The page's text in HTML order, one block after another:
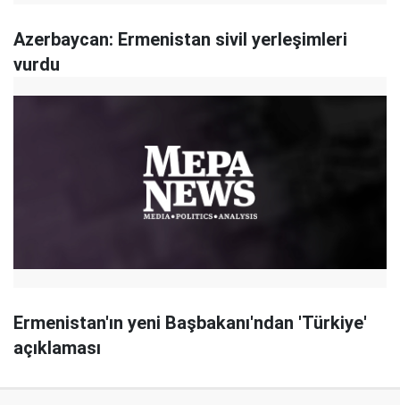
Azerbaycan: Ermenistan sivil yerleşimleri
vurdu
Ermenistan'ın yeni Başbakanı'ndan 'Türkiye'
açıklaması